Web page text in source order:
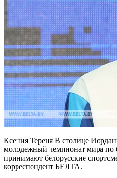
Ксения Тереня В столице
молодежный чемпионат мира по
принимают белорусские
корреспондент БЕЛТА.